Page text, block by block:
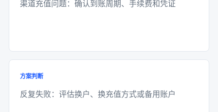
渠道充值问题：确认到账周期、手续费和凭证
方案判断
反复失败：评估换户、换充值方式或备用账户